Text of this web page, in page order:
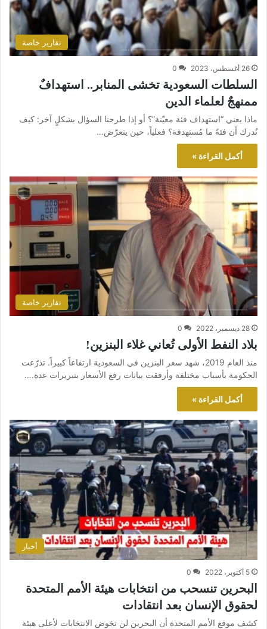
تقارير خاصة
26 أغسطس، 2023 0
السلطات السعودية تخشى المنابر.. استهدافٌ
ممنهجٌ لعلماء الدين
ماذا يعني “استهداف فئة معيّنة”؟ أو إذا طرحنا السؤال بشكلٍ آخر: كيف
نُدرك أن فئةً ما مُستهدفة؟ فعلياً، حين يتعرّض…
أكمل القراءة »
تقارير خاصة
28 ديسمبر، 2022 0
بلاد النفط الأولى تُعاني غلاء البنزين!
منذ العام 2019، شهد سعر البنزين في السعودية ارتفاعاً كبيراً. تذرّعت
الحكومة بأسباب مختلفة وأرفقت بيانات رفع الأسعار بتبريرات عدة.…
أكمل القراءة »
أخبار
5 أكتوبر، 2022 0
البحرين تنسحب من انتخابات هيئة الأمم المتحدة
لحقوق الإنسان بعد انتقادات
كشف موقع الأمم المتحدة أن البحرين لن تخوض الانتخابات لأعلى هيئة